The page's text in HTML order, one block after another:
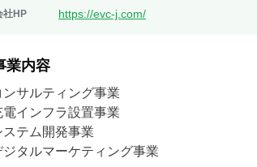
社HP https://evc-j.com/
業内容
ンサルティング事業
電インフラ設置事業
ステム開発事業
ジタルマーケティング事業